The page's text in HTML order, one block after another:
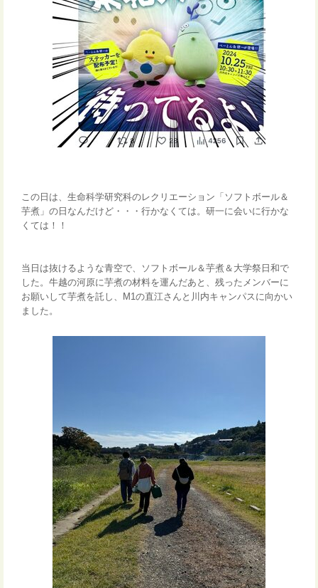
この日は、生命科学研究科のレクリエーション「ソフトボール＆
芋煮」の日なんだけど・・・行かなくては。研一に会いに行かな
くては！！
当日は抜けるような青空で、ソフトボール＆芋煮＆大学祭日和で
した。牛越の河原に芋煮の材料を運んだあと、残ったメンバーに
お願いして芋煮を託し、M1の直江さんと川内キャンパスに向かい
ました。